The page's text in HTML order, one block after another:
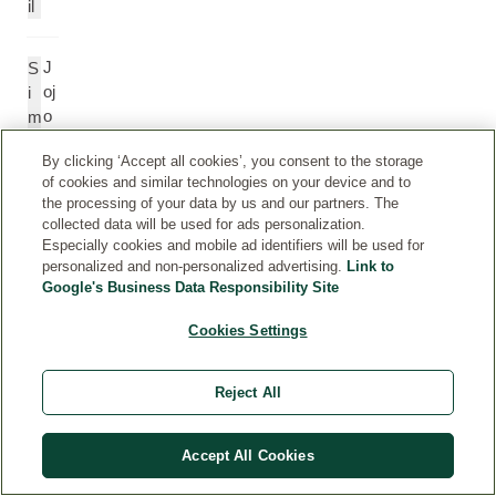
il
S
i
m
J
oj
o
a
öl
By clicking ‘Accept all cookies’, you consent to the storage
of cookies and similar technologies on your device and to
the processing of your data by us and our partners. The
collected data will be used for ads personalization.
Especially cookies and mobile ad identifiers will be used for
personalized and non-personalized advertising. Link to
Google's Business Data Responsibility Site
Cookies Settings
Reject All
Accept All Cookies